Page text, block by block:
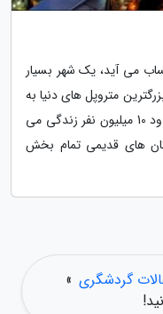
حساب می آید، یک شهر بسیار
متروپل های دنیا به
شمار می رود. در این شهر شگفت انگیز حدود 10 میلیون نفر زندگی می
های قدیمی تمام بخش
گردشگری »